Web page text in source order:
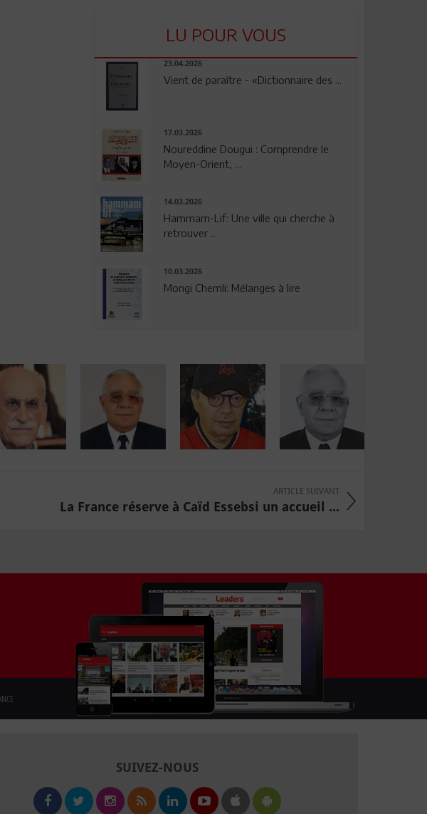
LU POUR VOUS
23.04.2026
Vient de paraître - «Dictionnaire des ...
17.03.2026
Noureddine Dougui : Comprendre le
Moyen-Orient, ...
14.03.2026
Hammam-Lif: Une ville qui cherche à
retrouver ...
10.03.2026
Mongi Chemli: Mélanges à lire
ARTICLE SUIVANT
La France réserve à Caïd Essebsi un accueil ...
SUIVEZ-NOUS